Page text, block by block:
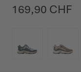
169,90 CHF
COLORE